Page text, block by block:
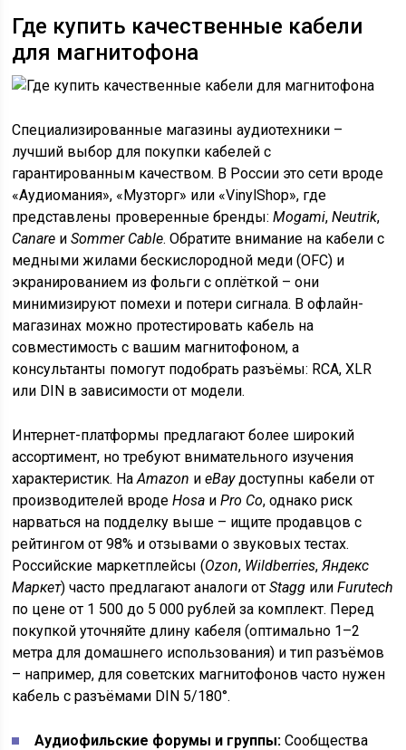
Где купить качественные кабели
для магнитофона
Специализированные магазины аудиотехники –
лучший выбор для покупки кабелей с
гарантированным качеством. В России это сети вроде
«Аудиомания», «Музторг» или «VinylShop», где
представлены проверенные бренды:Mogami,Neutrik,
Canare иSommer Cable. Обратите внимание на кабели с
медными жилами бескислородной меди (OFC) и
экранированием из фольги с оплёткой – они
минимизируют помехи и потери сигнала. В офлайн-
магазинах можно протестировать кабель на
совместимость с вашим магнитофоном, а
консультанты помогут подобрать разъёмы: RCA, XLR
или DIN в зависимости от модели.
Интернет-платформы предлагают более широкий
ассортимент, но требуют внимательного изучения
характеристик. НаAmazon иeBayдоступны кабели от
производителей вродеHosa иPro Co, однако риск
нарваться на подделку выше – ищите продавцов с
рейтингом от 98% и отзывами о звуковых тестах.
Российские маркетплейсы (Ozon, Wildberries,Яндекс
Маркет) часто предлагают аналоги отStagg илиFurutech
по цене от 1 500 до 5 000 рублей за комплект. Перед
покупкой уточняйте длину кабеля (оптимально 1–2
метра для домашнего использования) и тип разъёмов
– например, для советских магнитофонов часто нужен
кабель с разъёмами DIN 5/180°.
Аудиофильские форумы и группы: Сообщества